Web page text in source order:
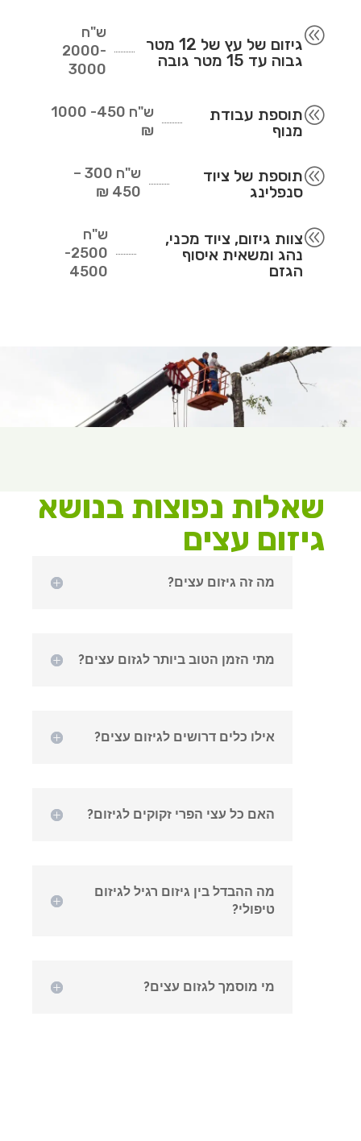
@
גיזום של עץ של 12 מטר
גבוה עד 15 מטר גובה
ש"ח
2000-
3000
@תוספת עבודת
מנוף
ש"ח
450- 1000
₪
@תוספת של ציוד
סנפלינג
ש"ח
300 –
450 ₪
@צוות גיזום, ציוד מכני,
נהג ומשאית איסוף
הגזם
ש"ח
2500-
4500
שאלות נפוצות בנושא
גיזום עצים
מה זה גיזום עצים?
מתי הזמן הטוב ביותר לגזום עצים?
אילו כלים דרושים לגיזום עצים?
האם כל עצי הפרי זקוקים לגיזום?
מה ההבדל בין גיזום רגיל לגיזום
טיפולי?
מי מוסמך לגזום עצים?